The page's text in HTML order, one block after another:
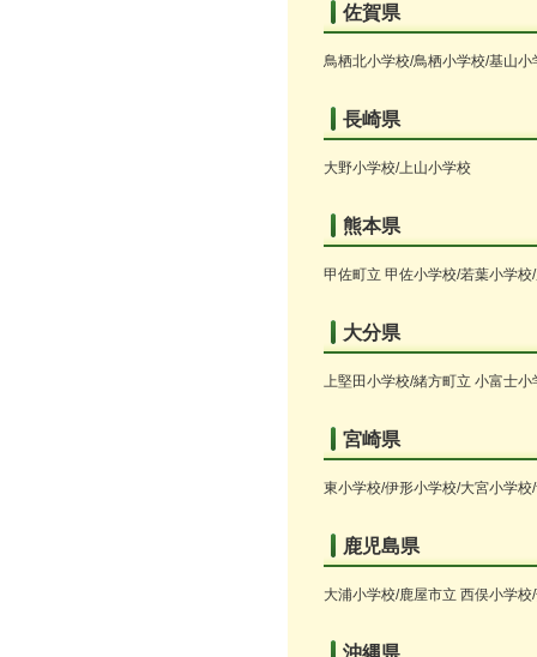
佐賀県
鳥栖北小学校/鳥栖小学校/基山
長崎県
大野小学校/上山小学校
熊本県
甲佐町立 甲佐小学校/若葉小学
大分県
上堅田小学校/緒方町立 小富士
宮崎県
東小学校/伊形小学校/大宮小学
鹿児島県
大浦小学校/鹿屋市立 西俣小学
沖縄県